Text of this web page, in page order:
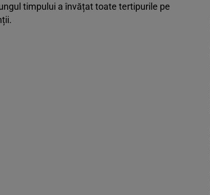
timpului a învățat toate tertipurile pe